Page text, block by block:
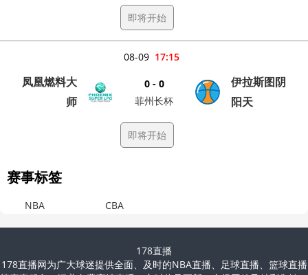
即将开始
17:15
08-09
凤凰燃料大
师
0 - 0
菲州长杯
伊拉斯图阴
阳天
即将开始
赛事标签
NBA CBA
178直播
178直播网为广大球迷提供全面、及时的NBA直播、足球直播、篮球直播